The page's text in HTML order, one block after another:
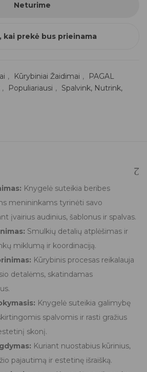
Neturime
kai prekė bus prieinama
, Kūrybiniai Žaidimai ,
PAGAL
, Populiariausi , Spalvink, Nutrink,
Knygelė suteikia beribes
menininkams tyrinėti savo
įvairius audinius, šablonus ir spalvas.
Smulkių detalių atplėšimas ir
miklumą ir koordinaciją.
Kūrybinis procesas reikalauja
detalėms, skatindamas
Knygelė suteikia galimybę
spalvomis ir rasti gražius
skonį.
Kuriant nuostabius kūrinius,
pajautimą ir estetinę išraišką.